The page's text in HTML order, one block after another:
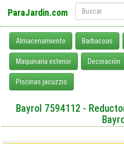
ParaJardin.com
Almacenamiento Barbacoas
Maquinaria exterior Decoración
Piscinas jacuzzis
Bayrol 7594112 -